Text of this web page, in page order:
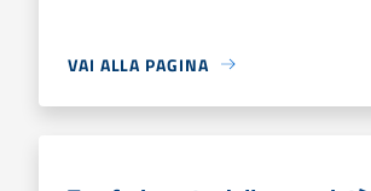
VAI ALLA PAGINA